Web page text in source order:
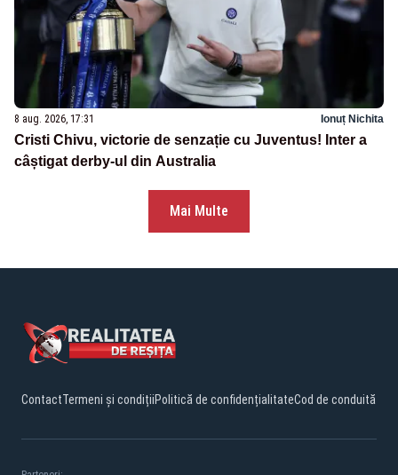
8 aug. 2026, 17:31 Ionuț Nichita
Cristi Chivu, victorie de senzație cu Juventus! Inter a
câștigat derby-ul din Australia
Mai Multe
ContactTermeni și condițiiPolitică de confidențialitateCod de conduită